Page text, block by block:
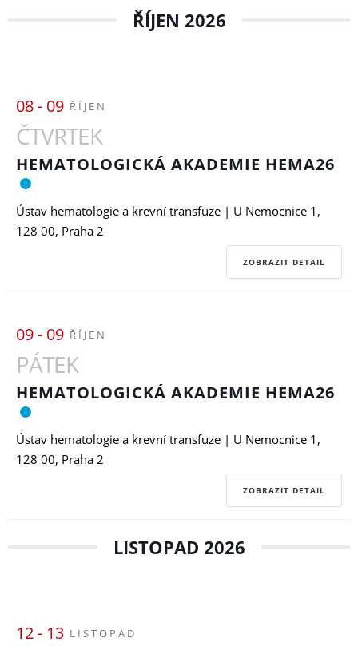
ŘÍJEN 2026
08 - 09 ŘÍJEN
ČTVRTEK
HEMATOLOGICKÁ AKADEMIE HEMA26
Ústav hematologie a krevní transfuze | U Nemocnice 1,
128 00, Praha 2
ZOBRAZIT DETAIL
09 - 09 ŘÍJEN
PÁTEK
HEMATOLOGICKÁ AKADEMIE HEMA26
Ústav hematologie a krevní transfuze | U Nemocnice 1,
128 00, Praha 2
ZOBRAZIT DETAIL
LISTOPAD 2026
12 - 13 LISTOPAD